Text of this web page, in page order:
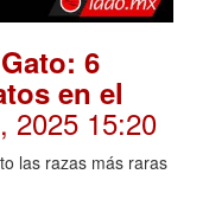
6
en el
2025 15:20
las razas más raras